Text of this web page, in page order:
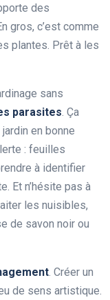
des
gros, c’est comme
plantes. Prêt à les
sans
parasites. Ça
en bonne
: feuilles
à identifier
Et n’hésite pas à
les nuisibles,
de savon noir ou
. Créer un
de sens artistique.